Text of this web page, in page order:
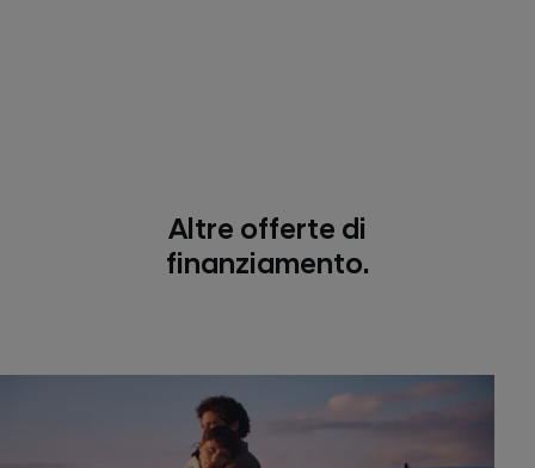
Altre offerte di
finanziamento.